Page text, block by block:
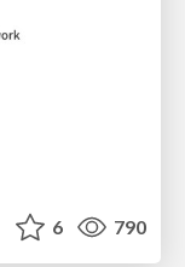
6 790